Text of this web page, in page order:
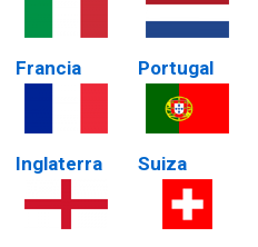
Francia
Inglaterra
Portugal
Suiza